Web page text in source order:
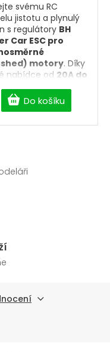
Do košíku
svému RC
jistotu a plynulý
s regulátory BH
Car ESC pro
motory. Díky
nabídce od 20A do
, kompaktním
a spolehlivé
jsou vhodné
pro efektivní
při vyšším
Vyberte si
poměr výkonu,
a ceny.